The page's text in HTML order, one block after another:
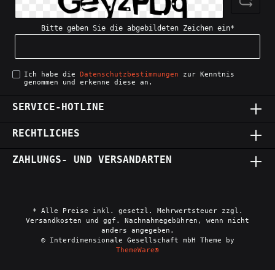
Bitte geben Sie die abgebildeten Zeichen ein*
Ich habe die Datenschutzbestimmungen zur Kenntnis
genommen und erkenne diese an.
SERVICE-HOTLINE
RECHTLICHES
ZAHLUNGS- UND VERSANDARTEN
* Alle Preise inkl. gesetzl. Mehrwertsteuer zzgl.
Versandkosten und ggf. Nachnahmegebühren, wenn nicht
anders angegeben.
© Interdimensionale Gesellschaft mbH Theme by
ThemeWare®